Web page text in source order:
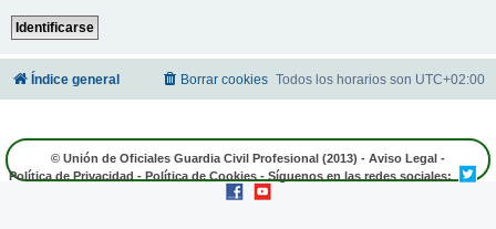
Índice general Todos los horarios son UTC+02:00
Borrar cookies
© Unión de Oficiales Guardia Civil Profesional (2013) - Aviso Legal -
Política de Privacidad - Política de Cookies - Síguenos en las redes sociales: